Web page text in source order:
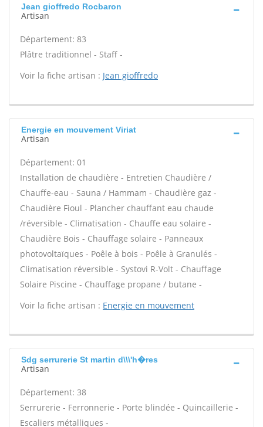
Jean gioffredo Rocbaron
Artisan
Département: 83
Plâtre traditionnel - Staff -
Voir la fiche artisan : Jean gioffredo
Energie en mouvement Viriat
Artisan
Département: 01
Installation de chaudière - Entretien Chaudière /
Chauffe-eau - Sauna / Hammam - Chaudière gaz -
Chaudière Fioul - Plancher chauffant eau chaude
/réversible - Climatisation - Chauffe eau solaire -
Chaudière Bois - Chauffage solaire - Panneaux
photovoltaïques - Poêle à bois - Poêle à Granulés -
Climatisation réversible - Systovi R-Volt - Chauffage
Solaire Piscine - Chauffage propane / butane -
Voir la fiche artisan : Energie en mouvement
Sdg serrurerie St martin d\\\'h�res
Artisan
Département: 38
Serrurerie - Ferronnerie - Porte blindée - Quincaillerie -
Escaliers métalliques -